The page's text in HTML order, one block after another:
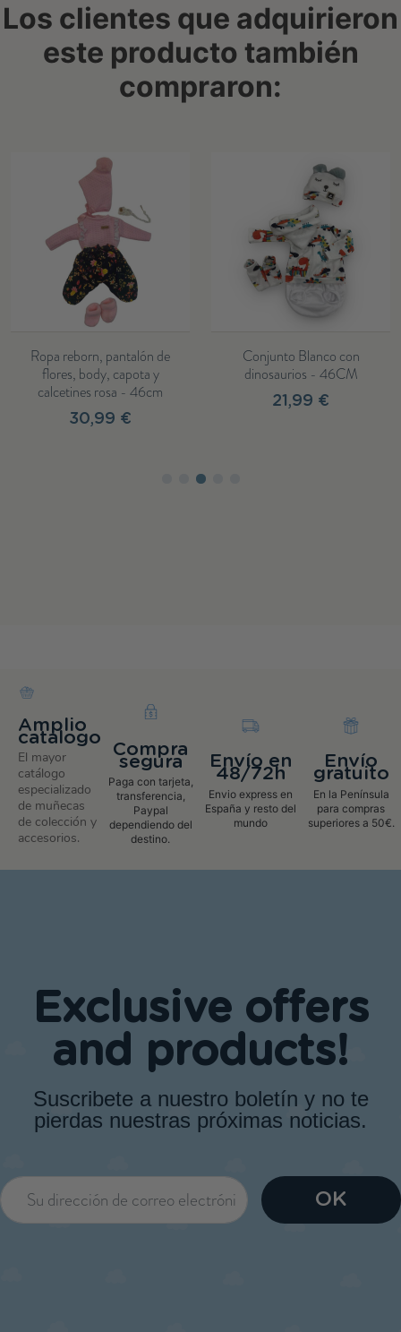
Los clientes que adquirieron
este producto también
compraron:
Ropa reborn, pantalón de
flores, body, capota y
calcetines rosa - 46cm
30,99 €
Conjunto Blanco con
dinosaurios - 46CM
21,99 €
Amplio
catalogo
El mayor
catálogo
especializado
de muñecas
de colección y
accesorios.
Compra
segura
Paga con tarjeta,
transferencia,
Paypal
dependiendo del
destino.
Envío en
48/72h
Envio express en
España y resto del
mundo
Envío
gratuito
En la Península
para compras
superiores a 50€.
Exclusive offers
and products!
Suscribete a nuestro boletín y no te
pierdas nuestras próximas noticias.